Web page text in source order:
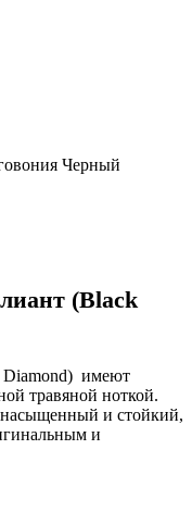
Черный
(Black
Diamond) имеют
травяной ноткой.
и стойкий,
и